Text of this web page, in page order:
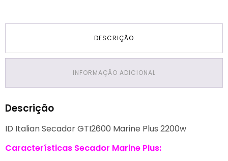
DESCRIÇÃO
INFORMAÇÃO ADICIONAL
Descrição
ID Italian Secador GTI2600 Marine Plus 2200w
Características Secador Marine Plus: